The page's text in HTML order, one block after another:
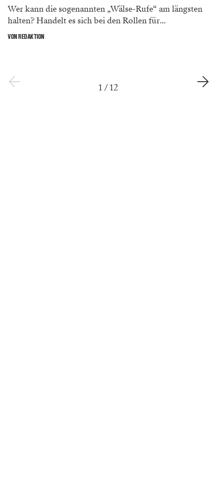
Wer kann die sogenannten „Wälse-Rufe“ am längsten
halten? Handelt es sich bei den Rollen für...
VON REDAKTION
1 /12